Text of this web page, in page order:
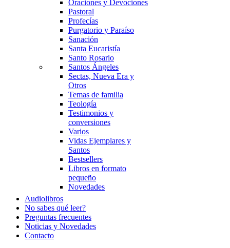
Oraciones y Devociones
Pastoral
Profecías
Purgatorio y Paraíso
Sanación
Santa Eucaristía
Santo Rosario
Santos Ángeles
Sectas, Nueva Era y
Otros
Temas de familia
Teología
Testimonios y
conversiones
Varios
Vidas Ejemplares y
Santos
Bestsellers
Libros en formato
pequeño
Novedades
Audiolibros
No sabes qué leer?
Preguntas frecuentes
Noticias y Novedades
Contacto